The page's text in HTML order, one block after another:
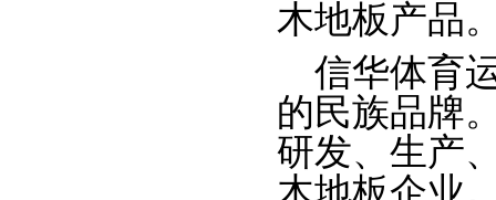
木地板产品
信华体育
的民族品牌
研发、生产
木地板企业